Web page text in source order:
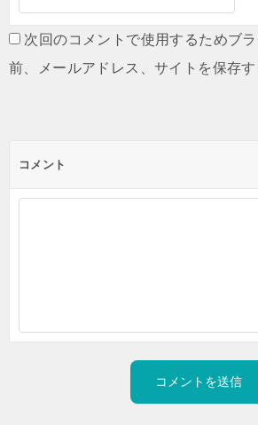
次回のコメントで使用するためブ
前、メールアドレス、サイトを保存す
コメント